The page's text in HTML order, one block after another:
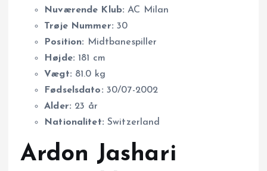
Nuværende Klub: AC Milan
Trøje Nummer: 30
Position: Midtbanespiller
Højde: 181 cm
Vægt: 81.0 kg
Fødselsdato: 30/07-2002
Alder: 23 år
Nationalitet: Switzerland
Ardon Jashari